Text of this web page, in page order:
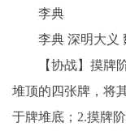
李典
李典 深明大义
【协战】摸牌
堆顶的四张牌，将
于牌堆底；2.摸牌